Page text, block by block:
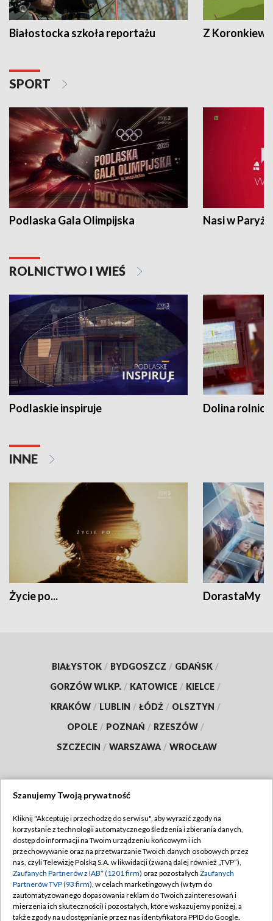
Białostocka szkoła reportażu Z
SPORT
Podlaska Gala Olimpijska Nasi w Paryżu
ROLNICTWO I WIEŚ
Podlaskie inspiruje Dolina
INNE
Życie po... DorastaMy
BIAŁYSTOK / BYDGOSZCZ / GDAŃSK /
GORZÓW WLKP. / KATOWICE / KIELCE /
KRAKÓW / LUBLIN / ŁÓDŹ / OLSZTYN /
OPOLE / POZNAŃ / RZESZÓW /
SZCZECIN / WARSZAWA / WROCŁAW
TVP
Abonament TVP
Emisja w TVP
Centrum informacji TVP
Naziemna Telewizja Cyfrowa
Regulamin TVP
Polityka prywatności
Moje zgody
Pomoc
Szanujemy Twoją prywatność
Kliknij "Akceptuję i przechodzę do serwisu", aby wyrazić zgody na
korzystanie z technologii automatycznego śledzenia i zbierania danych,
dostęp do informacji na Twoim urządzeniu końcowym i ich
przechowywanie oraz na przetwarzanie Twoich danych osobowych przez
nas, czyli Telewizję Polską S.A. w likwidacji (zwaną dalej również „TVP”),
Zaufanych Partnerów z IAB* (1201 firm) oraz pozostałych Zaufanych
Partnerów TVP (93 firm), w celach marketingowych (w tym do
zautomatyzowanego dopasowania reklam do Twoich zainteresowań i
mierzenia ich skuteczności) i pozostałych, które wskazujemy poniżej, a
także zgody na udostępnianie przez nas identyfikatora PPID do Google.